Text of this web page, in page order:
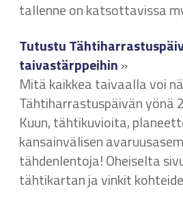
tallenne on katsottavissa
Tutustu
taivastärppeihin»
Mitä kaikkea taivaalla voi
Tähtiharrastuspäivän yönä
Kuun, tähtikuvioita,
kansainvälisen
tähdenlentoja! Oheiselta
tähtikartan ja vinkit